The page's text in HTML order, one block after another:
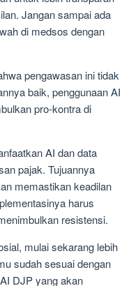
Jangan sampai ada
di medsos dengan
pengawasan ini tidak
baik, penggunaan AI
pro-kontra di
AI dan data
pajak. Tujuannya
memastikan keadilan
harus
resistensi.
mulai sekarang lebih
sudah sesuai dengan
DJP yang akan